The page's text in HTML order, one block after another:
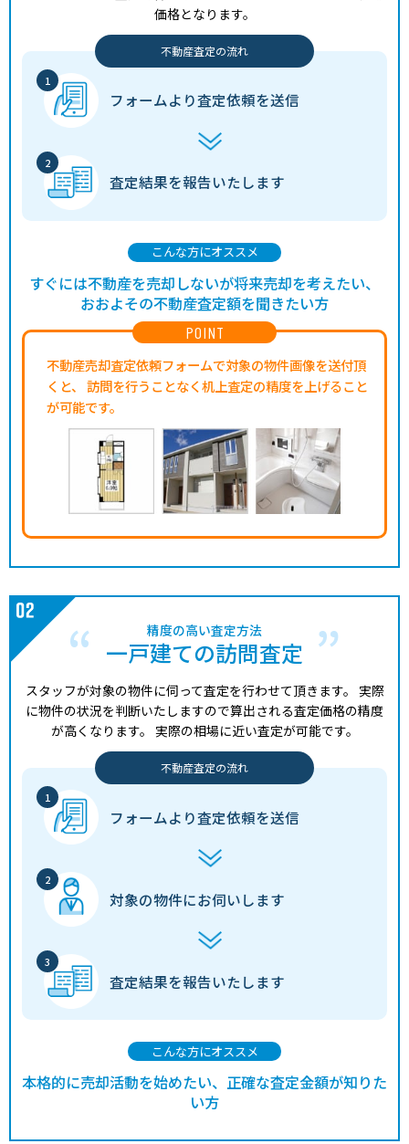
価格となります。
不動産査定の流れ
フォームより査定依頼を送信
査定結果を報告いたします
POINT
不動産売却査定依頼フォームで対象の物件画像を送付頂
くと、
訪問を行うことなく机上査定の精度を上げること
が可能です。
こんな方にオススメ
すぐには不動産を売却しないが将来売却を考えたい、
おおよその不動産査定額を聞きたい方
精度の高い査定方法
一戸建ての訪問査定
スタッフが対象の物件に伺って査定を行わせて頂きます。 実際
に物件の状況を判断いたしますので算出される査定価格の精度
が高くなります。 実際の相場に近い査定が可能です。
不動産査定の流れ
フォームより査定依頼を送信
対象の物件にお伺いします
査定結果を報告いたします
こんな方にオススメ
本格的に売却活動を始めたい、正確な査定金額が知りた
い方